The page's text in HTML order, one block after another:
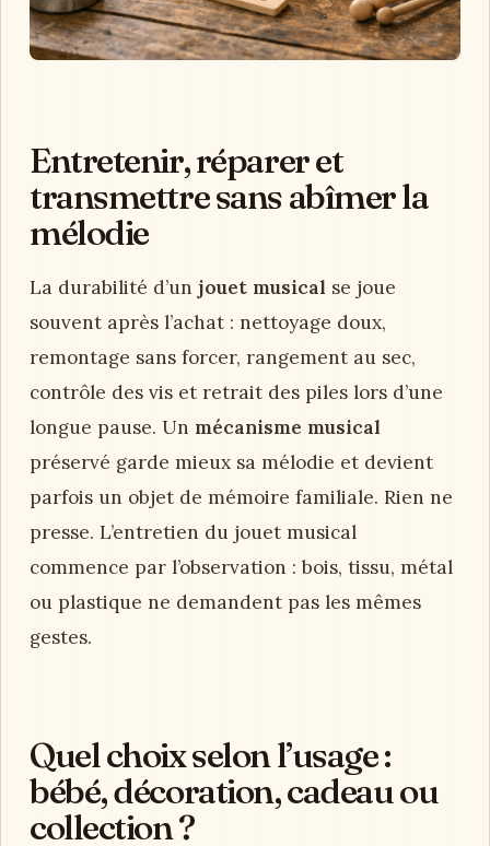
Entretenir, réparer et
transmettre sans abîmer la
mélodie
La durabilité d’un jouet musical se joue
souvent après l’achat : nettoyage doux,
remontage sans forcer, rangement au sec,
contrôle des vis et retrait des piles lors d’une
longue pause. Un mécanisme musical
préservé garde mieux sa mélodie et devient
parfois un objet de mémoire familiale. Rien ne
presse. L’entretien du jouet musical
commence par l’observation : bois, tissu, métal
ou plastique ne demandent pas les mêmes
gestes.
Quel choix selon l’usage :
bébé, décoration, cadeau ou
collection ?